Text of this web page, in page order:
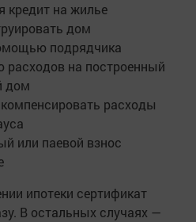
кредит на жилье
дом
подрядчика
на построенный
дом
расходы
или паевой взнос
ипотеки сертификат
В остальных случаях —